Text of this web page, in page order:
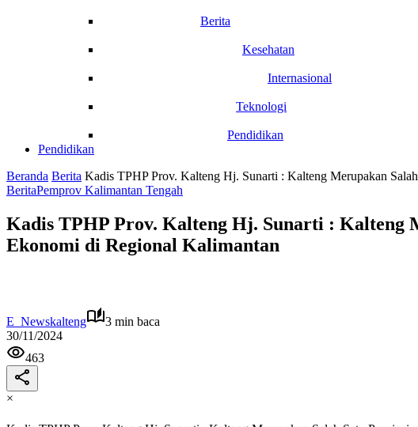
Berita
Kesehatan
Internasional
Teknologi
Pendidikan
Pendidikan
Beranda Berita Kadis TPHP Prov. Kalteng Hj. Sunarti : Kalteng Merupakan
BeritaPemprov Kalimantan Tengah
Kadis TPHP Prov. Kalteng Hj. Sunarti : Kalteng
Ekonomi di Regional Kalimantan
E_Newskalteng
3 min baca
30/11/2024
463
×